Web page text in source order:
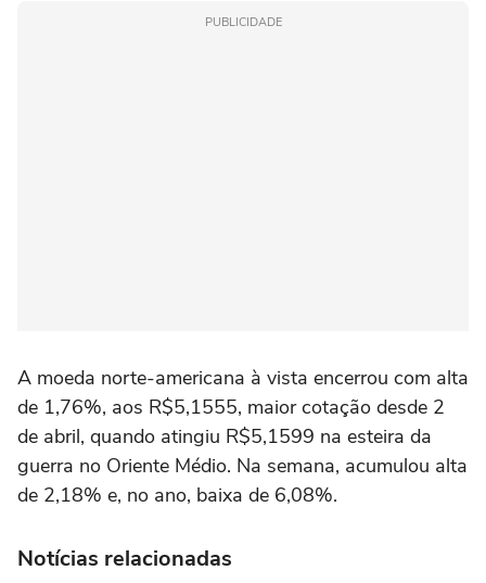
PUBLICIDADE
A moeda norte-americana à ⁠vista encerrou com alta
de 1,76%, aos R$5,1555, maior cotação desde 2
‌de abril, quando atingiu R$5,1599 na esteira da
guerra no Oriente Médio. Na semana, acumulou alta
de 2,18% e, no ano, ‌baixa de 6,08%.
Notícias relacionadas